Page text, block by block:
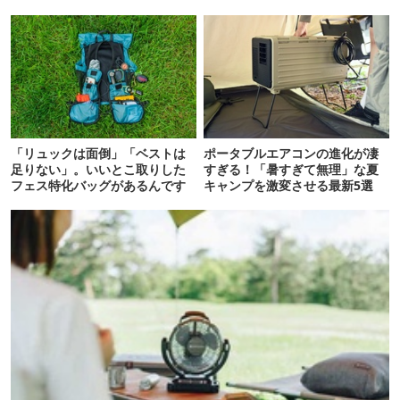
「リュックは面倒」「ベストは
足りない」。いいとこ取りした
フェス特化バッグがあるんです
ポータブルエアコンの進化が凄
すぎる！「暑すぎて無理」な夏
キャンプを激変させる最新5選